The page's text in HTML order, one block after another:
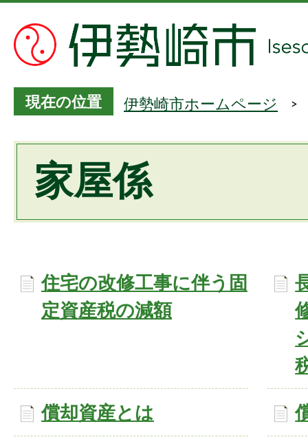
現在の位置 伊勢崎市ホームページ
家屋係
住宅の改修工事に伴う固
定資産税の減額
償却資産とは